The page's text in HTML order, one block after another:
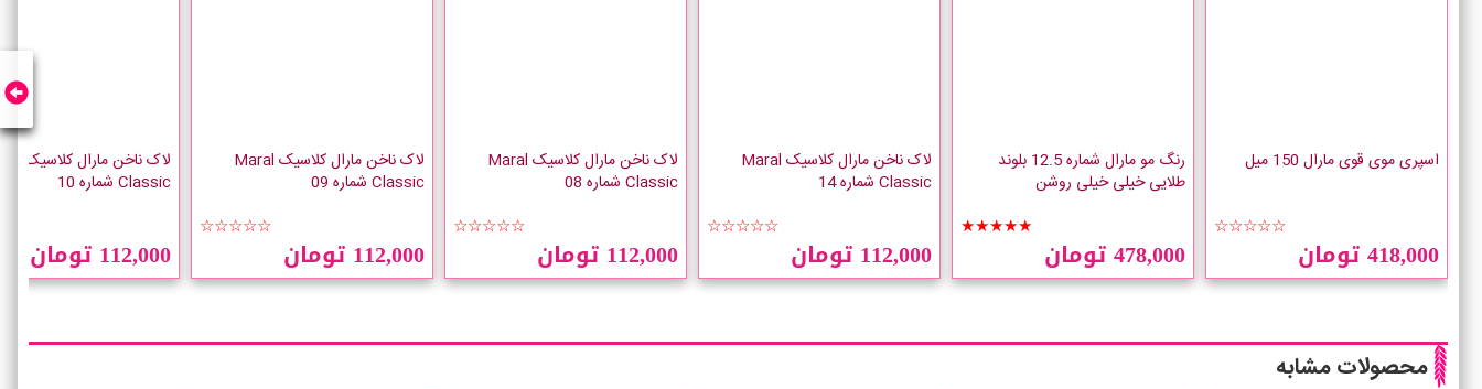
اسپری موی قوی مارال 150 میل
☆☆☆☆☆
418,000 تومان
رنگ مو مارال شماره 12.5 بلوند
طلایی خیلی خیلی روشن
★★★★★
478,000 تومان
لاک ناخن مارال کلاسیک Maral
Classic شماره 14
☆☆☆☆☆
112,000 تومان
لاک ناخن مارال کلاسیک Maral
Classic شماره 08
☆☆☆☆☆
112,000 تومان
لاک ناخن مارال کلاسیک Maral
Classic شماره 09
☆☆☆☆☆
112,000 تومان
Classic شماره 10
112,000 تومان
محصولات مشابه